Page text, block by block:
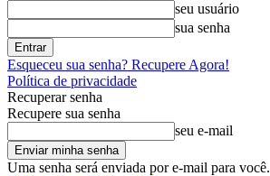
seu usuário
sua senha
Esqueceu sua senha? Recupere Agora!
Política de privacidade
Recuperar senha
Recupere sua senha
seu e-mail
Uma senha será enviada por e-mail para você.